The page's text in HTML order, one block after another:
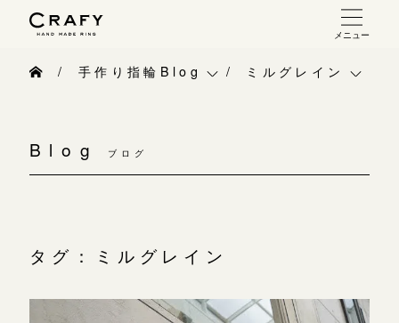
メニュー
指輪制作の流れ
指輪作品集
インタビュー
Blog ブログ
手作り指輪Blog
手作り指輪作品集
ミルグレイン
タグ：ミルグレイン
10:00～18:00 /年中無休
年末年始は除く